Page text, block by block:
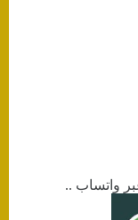
واتساب ..